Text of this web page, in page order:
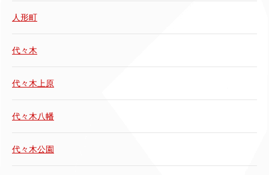
人形町
代々木
代々木上原
代々木八幡
代々木公園